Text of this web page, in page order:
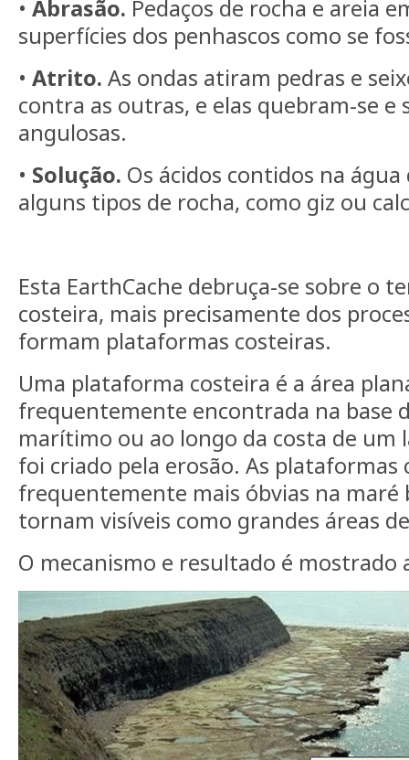
• Abrasão. Pedaços de rocha e areia
superfícies dos penhascos como se
• Atrito. As ondas atiram pedras e
contra as outras, e elas quebram-se e
angulosas.
• Solução. Os ácidos contidos na
alguns tipos de rocha, como giz ou
Esta EarthCache debruça-se sobre o
costeira, mais precisamente dos
formam plataformas costeiras.
Uma plataforma costeira é a área
frequentemente encontrada na base
marítimo ou ao longo da costa de um
foi criado pela erosão. As plataformas
frequentemente mais óbvias na maré
tornam visíveis como grandes áreas
O mecanismo e resultado é mostrado